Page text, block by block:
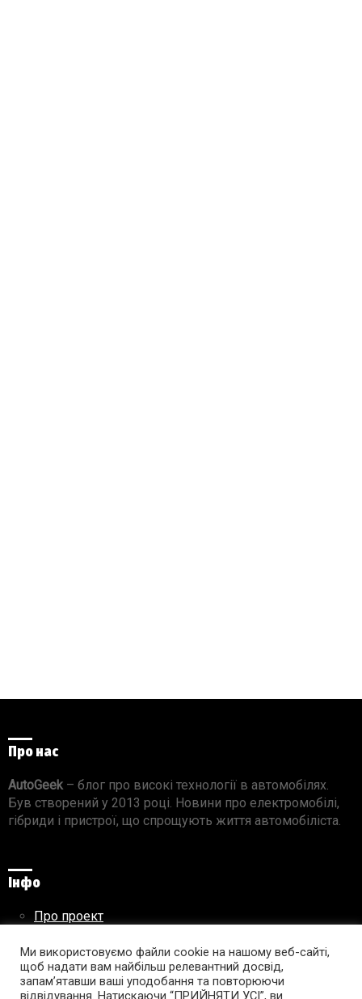
Про нас
AutoGeek– блог про високі технології в автомобілях.
Був створений у 2013 році. Новини про електромобілі,
гібриди і пристрої, що спрощують життя автомобіліста.
Інфо
Про проект
Правила використання матеріалів
Ми використовуємо файли cookie на нашому веб-сайті,
щоб надати вам найбільш релевантний досвід,
запам’ятавши ваші уподобання та повторюючи
відвідування. Натискаючи “ПРИЙНЯТИ УСІ”, ви